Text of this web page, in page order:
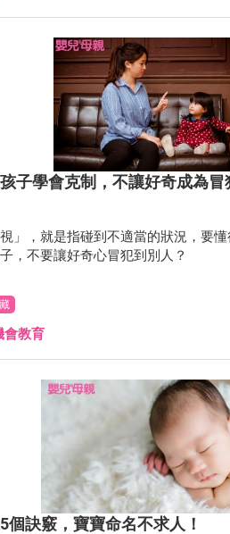
子學會克制，不讓好奇成為冒
」，就是指碰到不適當的狀況，要
，不要讓好奇心冒犯到別人？
會教育
訣竅，寶寶命名不求人！